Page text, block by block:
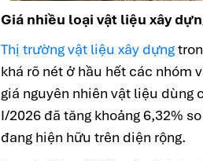
Giá nhiều loại vật liệu xây
Thị trường vật liệu xây dựng
khá rõ nét ở hầu hết các nhóm
giá nguyên nhiên vật liệu dùng
I/2026 đã tăng khoảng 6,32%
đang hiện hữu trên diện rộng.